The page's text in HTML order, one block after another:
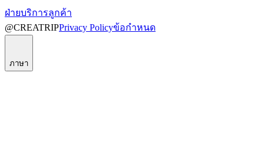
ฝ่ายบริการลูกค้า
@CREATRIPPrivacy Policyข้อกำหนด
ภาษา